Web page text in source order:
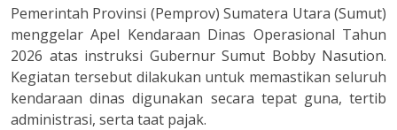
Pemerintah Provinsi (Pemprov) Sumatera Utara (Sumut)
menggelar Apel Kendaraan Dinas Operasional Tahun
2026 atas instruksi Gubernur Sumut Bobby Nasution.
Kegiatan tersebut dilakukan untuk memastikan seluruh
kendaraan dinas digunakan secara tepat guna, tertib
administrasi, serta taat pajak.